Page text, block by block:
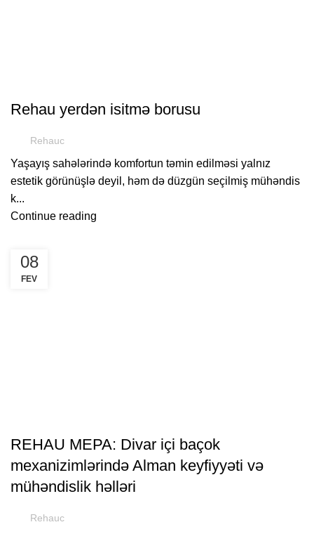
Rehau yerdən isitmə borusu
Rehauc
Yaşayış sahələrində komfortun təmin edilməsi yalnız
estetik görünüşlə deyil, həm də düzgün seçilmiş mühəndis
k...
Continue reading
08
FEV
REHAU MEPA: Divar içi baçok
mexanizimlərində Alman keyfiyyəti və
mühəndislik həlləri
Rehauc